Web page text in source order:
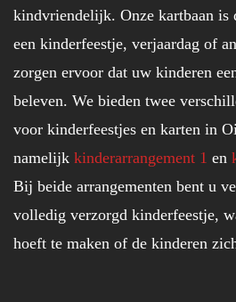
kindvriendelijk. Onze kartbaan is
een kinderfeestje, verjaardag of
zorgen ervoor dat uw kinderen
beleven. We bieden twee
voor kinderfeestjes en karten in
namelijk kinderarrangement 1 en
Bij beide arrangementen bent u
volledig verzorgd kinderfeestje,
hoeft te maken of de kinderen